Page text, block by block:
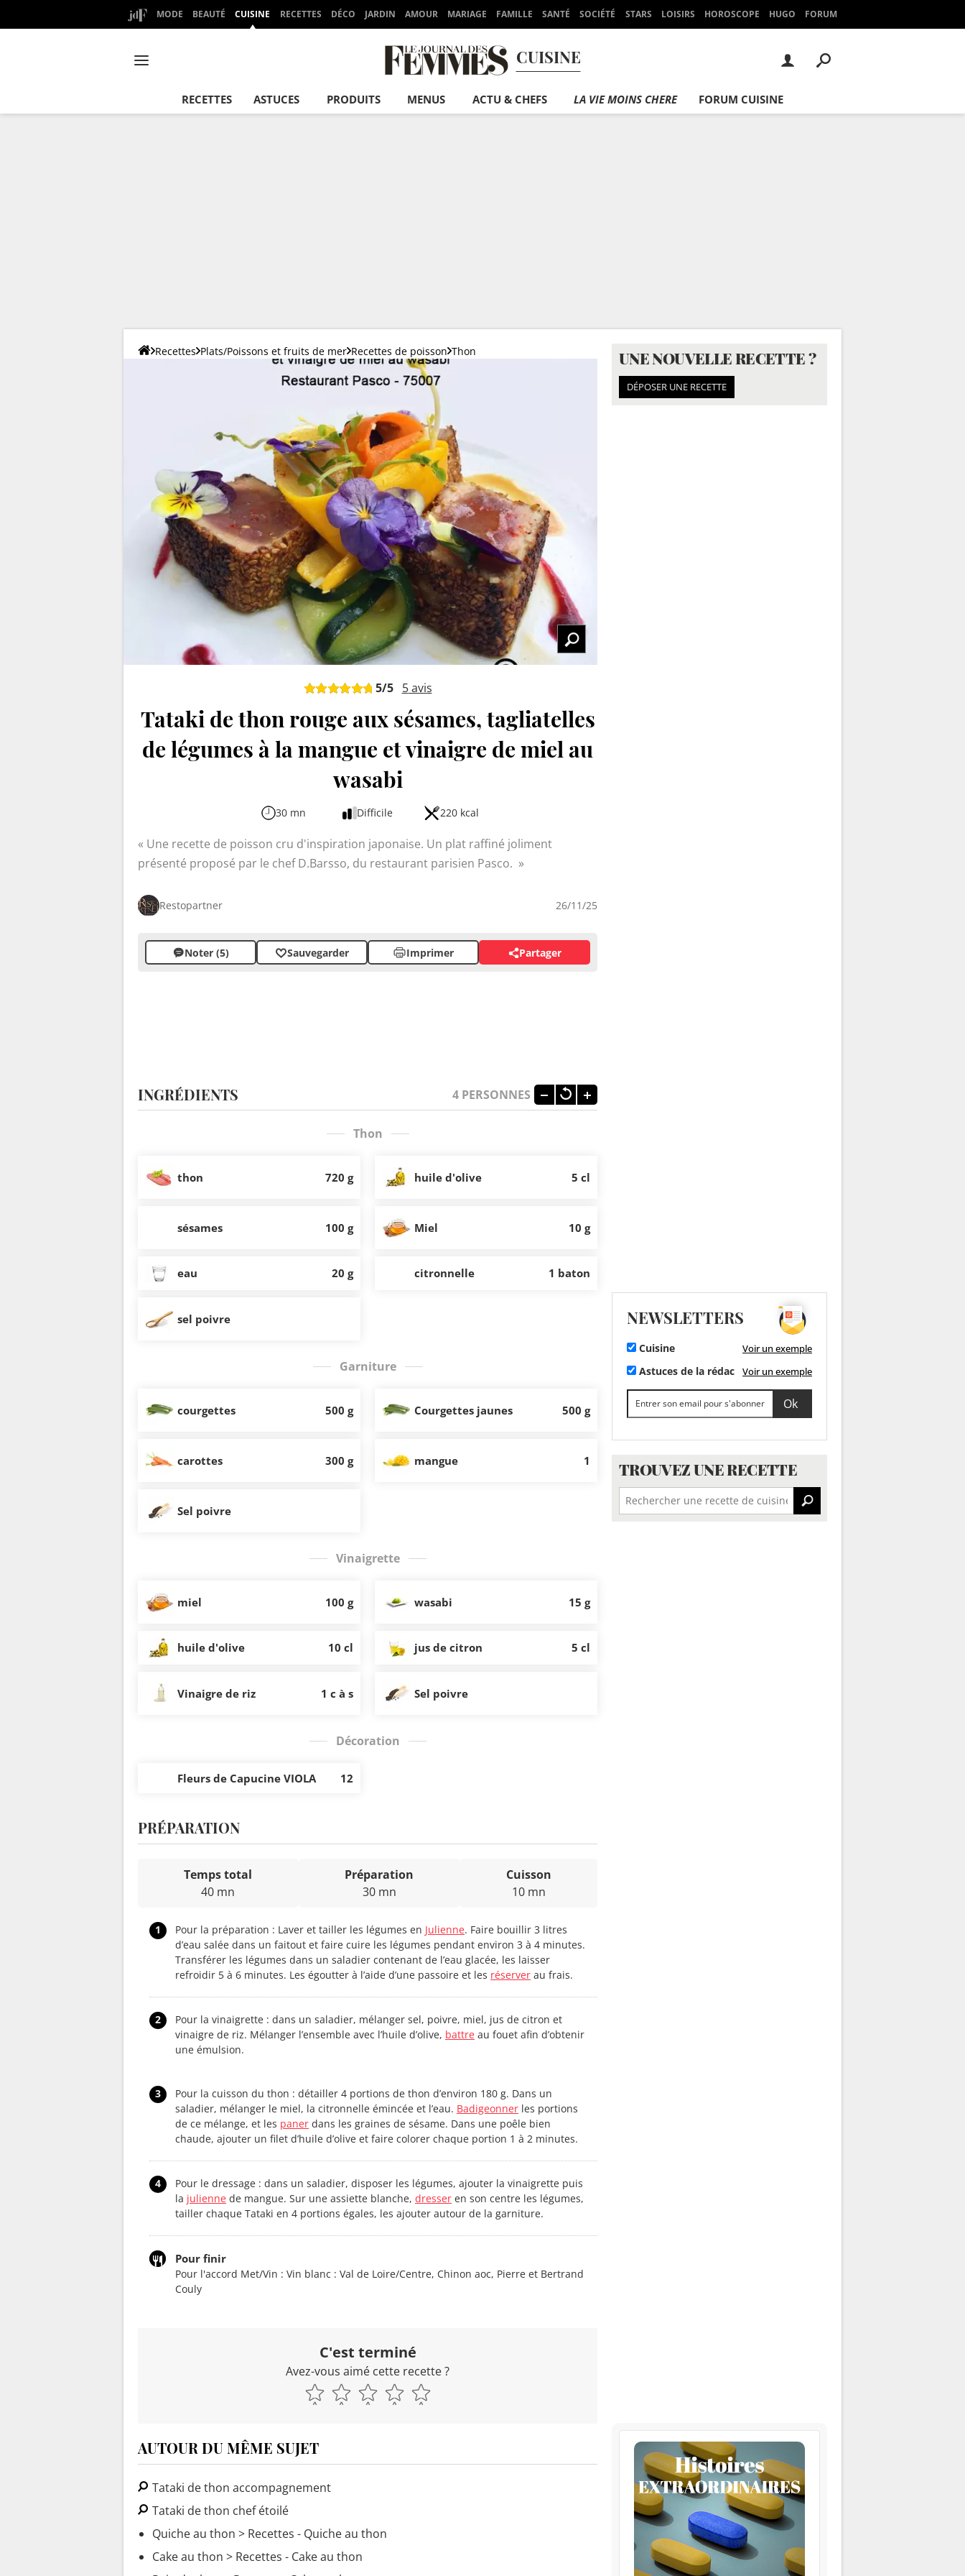
MODE BEAUTÉ CUISINE RECETTES DÉCO JARDIN AMOUR MARIAGE FAMILLE SANTÉ SOCIÉTÉ STARS LOISIRS HOROSCOPE HUGO FORUM
CUISINE
RECETTES ASTUCES PRODUITS MENUS ACTU & CHEFS LA VIE MOINS CHERE FORUM CUISINE
Recettes Plats/Poissons et fruits de mer Recettes de poisson Thon
5/5 5avis
Tataki de thon rouge aux sésames, tagliatelles
de légumes à la mangue et vinaigre de miel au
wasabi
30 mn Difficile 220 kcal
Une recette de poisson cru d'inspiration japonaise. Un plat raffiné joliment
présenté proposé par le chef D.Barsso, du restaurant parisien Pasco.
Restopartner 26/11/25
Noter (5) Sauvegarder Imprimer Partager
INGRÉDIENTS 4 PERSONNES
Thon
thon 720 g huile d'olive 5 cl
sésames 100 g Miel 10 g
eau 20 g citronnelle 1 baton
sel poivre
Garniture
courgettes 500 g Courgettes jaunes 500 g
carottes 300 g mangue 1
Sel poivre
Vinaigrette
miel 100 g wasabi 15 g
huile d'olive 10 cl jus de citron 5 cl
Vinaigre de riz 1 c à s Sel poivre
Décoration
Fleurs de Capucine VIOLA 12
PRÉPARATION
Temps total
40 mn
Préparation
30 mn
Cuisson
10 mn
1 Pour la préparation : Laver et tailler les légumes en Julienne. Faire bouillir 3 litres
d’eau salée dans un faitout et faire cuire les légumes pendant environ 3 à 4 minutes.
Transférer les légumes dans un saladier contenant de l’eau glacée, les laisser
refroidir 5 à 6 minutes. Les égoutter à l’aide d’une passoire et les réserver au frais.
2
Pour la vinaigrette : dans un saladier, mélanger sel, poivre, miel, jus de citron et
vinaigre de riz. Mélanger l’ensemble avec l’huile d’olive, battre au fouet afin d’obtenir
une émulsion.
3
Pour la cuisson du thon : détailler 4 portions de thon d’environ 180 g. Dans un
saladier, mélanger le miel, la citronnelle émincée et l’eau. Badigeonner les portions
de ce mélange, et les paner dans les graines de sésame. Dans une poêle bien
chaude, ajouter un filet d’huile d’olive et faire colorer chaque portion 1 à 2 minutes.
4
Pour le dressage : dans un saladier, disposer les légumes, ajouter la vinaigrette puis
la julienne de mangue. Sur une assiette blanche, dresser en son centre les légumes,
tailler chaque Tataki en 4 portions égales, les ajouter autour de la garniture.
Pour finir
Pour l'accord Met/Vin : Vin blanc : Val de Loire/Centre, Chinon aoc, Pierre et Bertrand
Couly
C'est terminé
Avez-vous aimé cette recette ?
AUTOUR DU MÊME SUJET
Tataki de thon accompagnement
Tataki de thon chef étoilé
Quiche au thon > Recettes - Quiche au thon
Cake au thon > Recettes - Cake au thon
UNE NOUVELLE RECETTE ?
DÉPOSER UNE RECETTE
NEWSLETTERS
Cuisine Voir un exemple
Astuces de la rédac Voir un exemple
TROUVEZ UNE RECETTE